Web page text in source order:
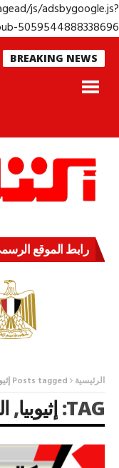
js/
pub-
BREAKING NEWS
انتهى المونديال فماذا
رابط الموقع
الرئيسية Posts tagged إثيوبيا
TAG: إثيوبيا,